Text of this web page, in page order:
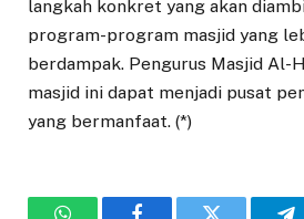
langkah konkret yang akan
program-program masjid yang
berdampak. Pengurus Masjid Al-
masjid ini dapat menjadi pusat
yang bermanfaat. (*)